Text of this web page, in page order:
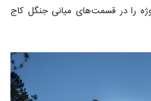
را در قسمت‌های میانی جنگل کاج